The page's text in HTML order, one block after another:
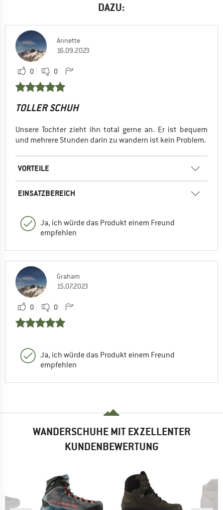
DAZU:
Annette
16.09.2023
0 0
TOLLER SCHUH
Unsere Tochter zieht ihn total gerne an. Er ist bequem
und mehrere Stunden darin zu wandern ist kein Problem.
VORTEILE
EINSATZBEREICH
Ja, ich würde das Produkt einem Freund
empfehlen
Graham
15.07.2023
0 0
Ja, ich würde das Produkt einem Freund
empfehlen
WANDERSCHUHE MIT EXZELLENTER
KUNDENBEWERTUNG